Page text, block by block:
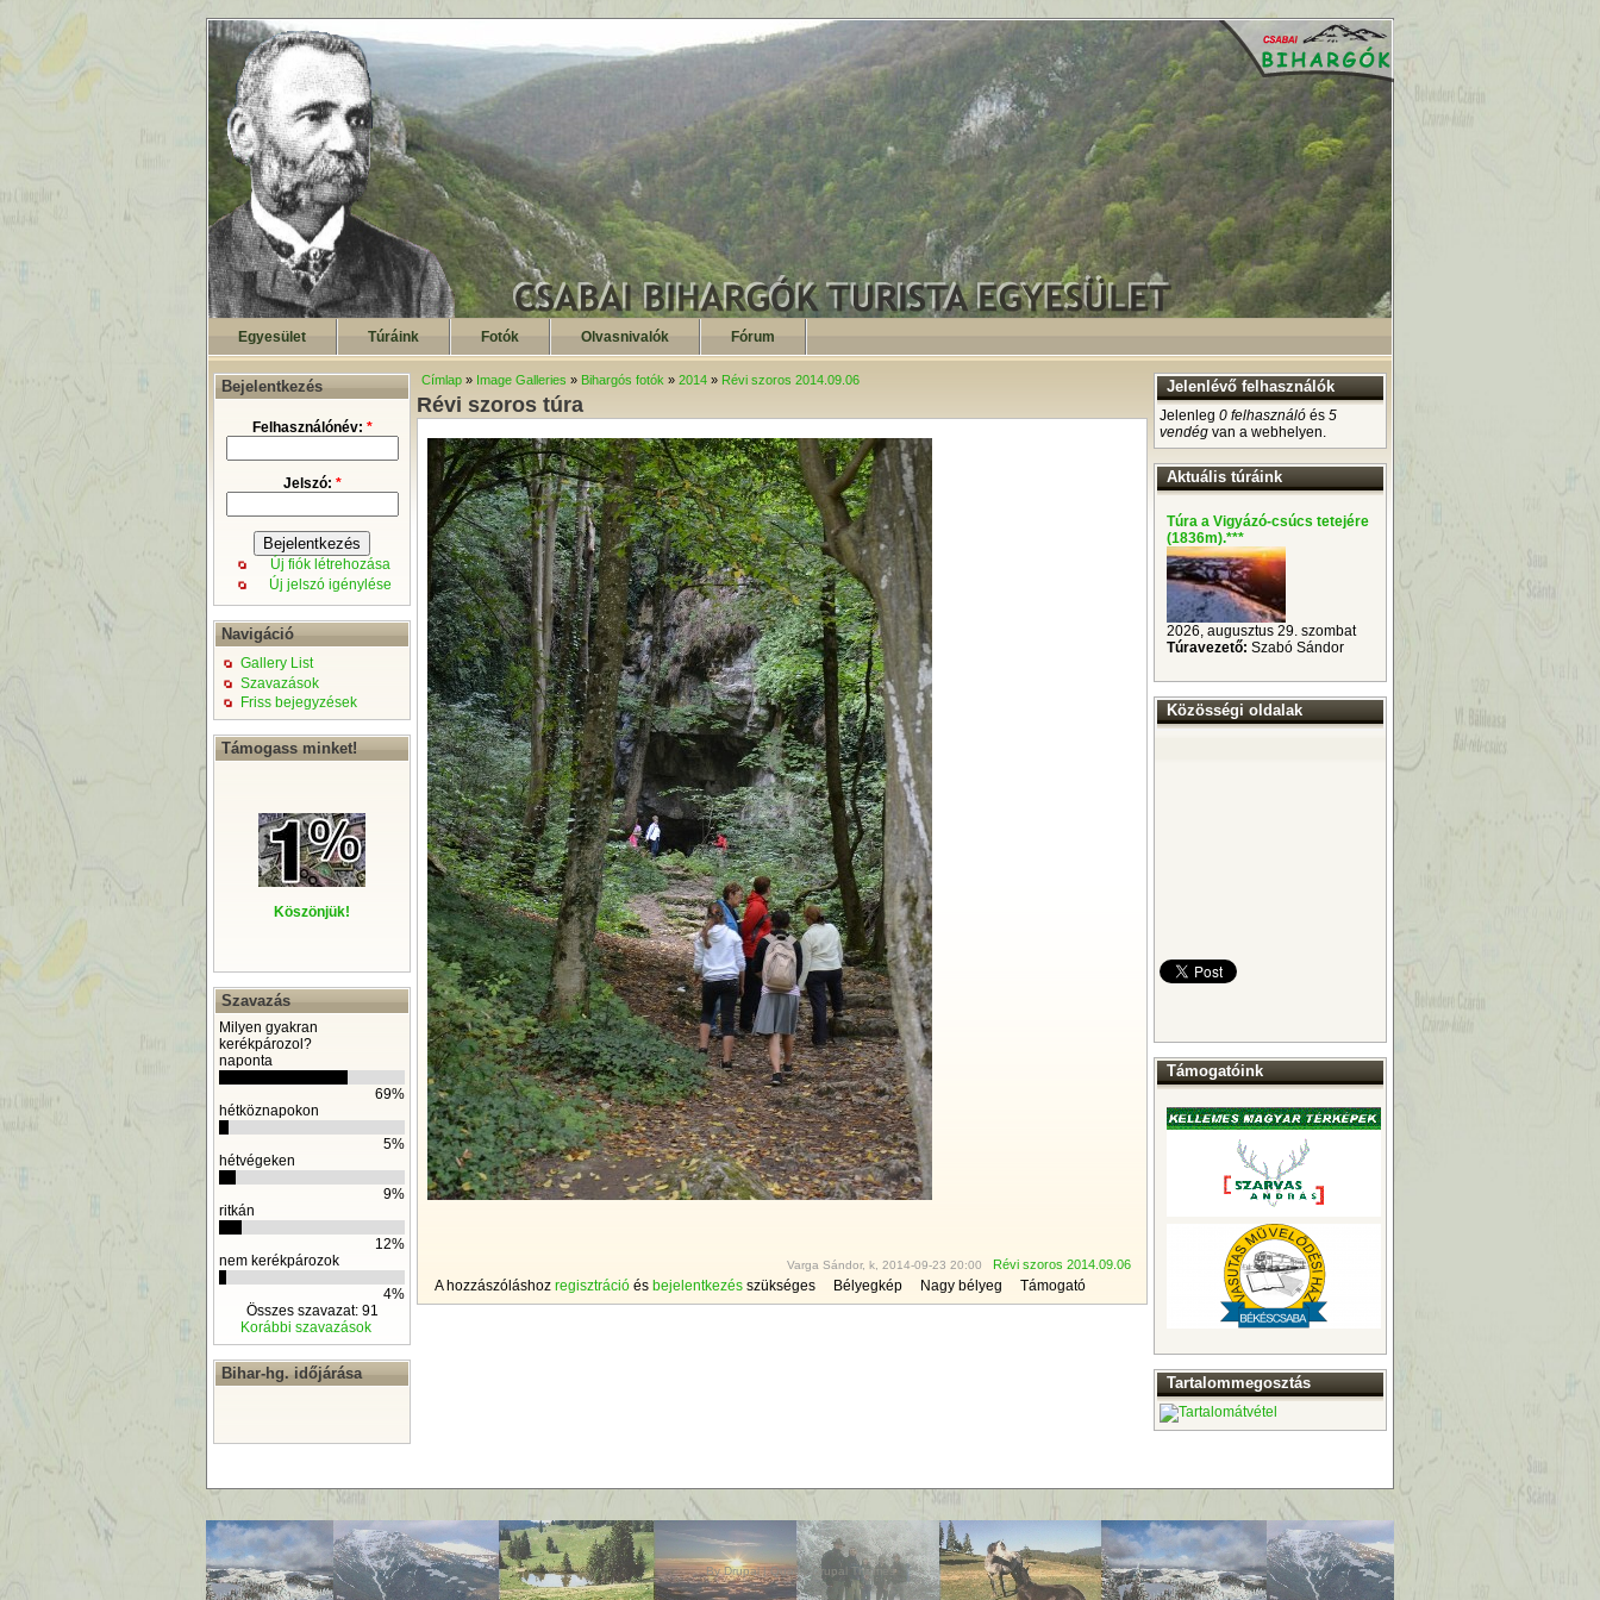
Egyesület Túráink Fotók Olvasnivalók Fórum
Bejelentkezés
Felhasználónév: *
Jelszó: *
Új fiók létrehozása
Új jelszó igénylése
Navigáció
Gallery List
Szavazások
Friss bejegyzések
Támogass minket!
Köszönjük!
Szavazás
Milyen gyakran
kerékpározol?
naponta
69%
hétköznapokon
5%
hétvégeken
9%
ritkán
12%
nem kerékpározok
4%
Összes szavazat: 91
Korábbi szavazások
Bihar-hg. időjárása
Címlap » Image Galleries » Bihargós fotók » 2014 » Révi szoros 2014.09.06
Révi szoros túra
Varga Sándor, k, 2014-09-23 20:00 Révi szoros 2014.09.06
A hozzászóláshoz regisztráció és bejelentkezés szükséges Bélyegkép Nagy bélyeg Támogató
Jelenlévő felhasználók
Jelenleg 0 felhasználó és 5
vendég van a webhelyen.
Aktuális túráink
Túra a Vigyázó-csúcs tetejére
(1836m).***
2026, augusztus 29. szombat
Túravezető: Szabó Sándor
Közösségi oldalak
Támogatóink
Tartalommegosztás
ByDrupal|Quality Drupal Themes